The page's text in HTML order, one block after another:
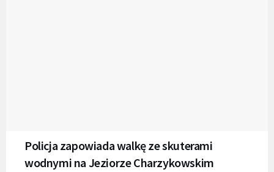
Policja zapowiada walkę ze skuterami
wodnymi na Jeziorze Charzykowskim